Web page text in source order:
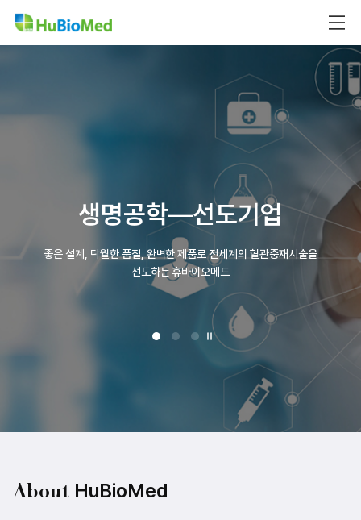
R&D 중심—기업
창의적인 아이디어 및 기술중심의 제품개발을 Motto로 다양한 의료기기에
대한 연구를 하고 있습니다.
생명공학—선도기업
좋은 설계, 탁월한 품질, 완벽한 제품로 전세계의 혈관중재시술을
선도하는 휴바이오메드
휴머니즘—기업
인류의 건강과 행복을 추구하는 휴머니즘 기업으로서
사회에 공헌할 수 있도록 노력하고 있습니다.
R&D 중심—기업
생명공학—선도기업
AboutHuBioMed